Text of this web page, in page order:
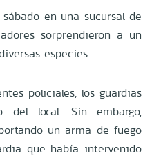
en una sucursal de
sorprendieron a un
especies.
policiales, los guardias
del local. Sin embargo,
un arma de fuego
que había intervenido